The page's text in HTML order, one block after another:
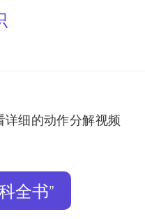
详细的动作分解视频
全书”